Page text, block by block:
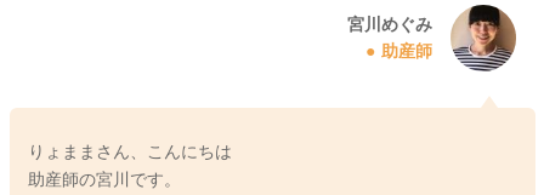
宮川めぐみ
助産師
りょままさん、こんにちは
助産師の宮川です。